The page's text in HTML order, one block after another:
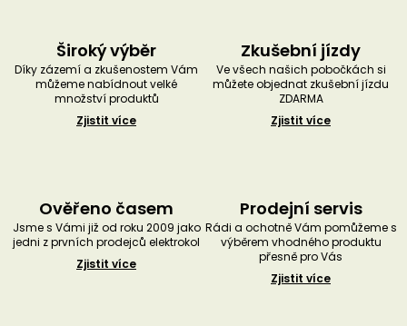
Široký výběr
Díky zázemí a zkušenostem Vám
můžeme nabídnout velké
množství produktů
Zjistit více
Zkušební jízdy
Ve všech našich pobočkách si
můžete objednat zkušební jízdu
ZDARMA
Zjistit více
Ověřeno časem
Jsme s Vámi již od roku 2009 jako
jedni z prvních prodejců elektrokol
Zjistit více
Prodejní servis
Rádi a ochotně Vám pomůžeme s
výběrem vhodného produktu
přesně pro Vás
Zjistit více